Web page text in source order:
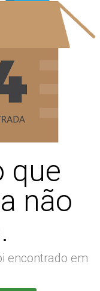
que
não
encontrado em